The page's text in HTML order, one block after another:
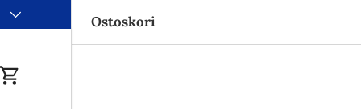
35€
Ostoskori
Ostoskori